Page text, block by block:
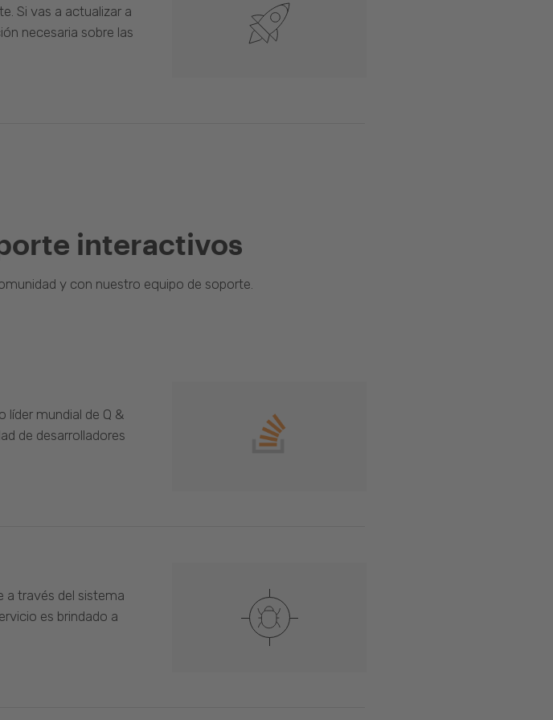
Si vas a actualizar a
necesaria sobre las
interactivos
y con nuestro equipo de soporte.
líder mundial de Q &
de desarrolladores
a través del sistema
es brindado a